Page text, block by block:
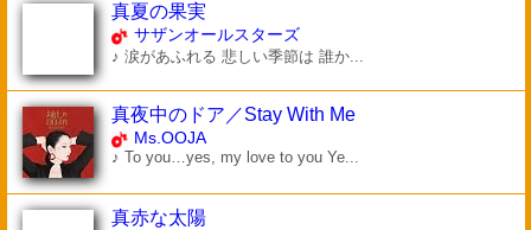
真夏の果実
サザンオールスターズ
♪ 涙があふれる 悲しい季節は 誰か...
真夜中のドア／Stay With Me
Ms.OOJA
♪ To you…yes, my love to you Ye...
真赤な太陽